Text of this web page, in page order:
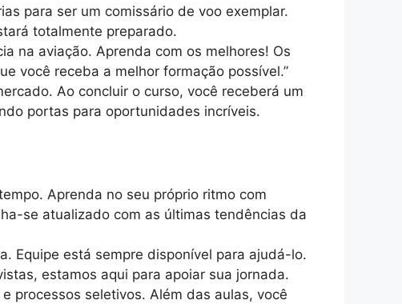
para ser um comissário de voo exemplar.
totalmente preparado.
na aviação. Aprenda com os melhores! Os
você receba a melhor formação possível.”
Ao concluir o curso, você receberá um
portas para oportunidades incríveis.
Aprenda no seu próprio ritmo com
se atualizado com as últimas tendências da
Equipe está sempre disponível para ajudá-lo.
estamos aqui para apoiar sua jornada.
processos seletivos. Além das aulas, você